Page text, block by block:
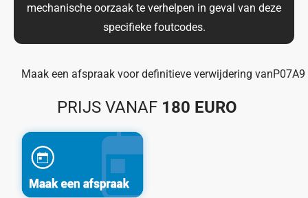
mechanische oorzaak te verhelpen in geval van deze
specifieke foutcodes.
Maak een afspraak voor definitieve verwijdering vanP07A9
PRIJS VANAF 180 EURO